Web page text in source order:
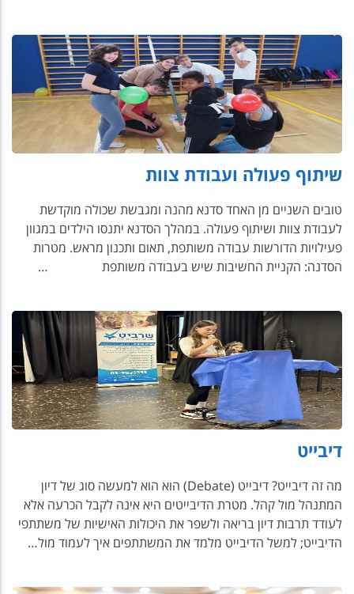
שיתוף פעולה ועבודת צוות
טובים השניים מן האחד סדנא מהנה ומגבשת שכולה מוקדשת
לעבודת צוות ושיתוף פעולה. במהלך הסדנא יתנסו הילדים במגוון
פעילויות הדורשות עבודה משותפת, תאום ותכנון מראש. מטרות
הסדנה: הקניית החשיבות שיש בעבודה משותפת …
דיבייט
מה זה דיבייט? דיבייט (Debate) הוא הוא למעשה סוג של דיון
המתנהל מול קהל. מטרת הדיבייטים היא אינה לקבל הכרעה אלא
לעודד תרבות דיון בריאה ולשפר את היכולות האישיות של משתתפי
הדיבייט; למשל הדיבייט מלמד את המשתתפים איך לעמוד מול…